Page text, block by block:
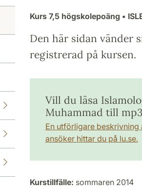
Kurs 7,5 högskolepoäng •
Den här sidan vänder
registrerad på kursen.
Vill du läsa
Muhammad till
En utförligare
ansöker hittar du på lu.se.
Kurstillfälle: sommaren 2014